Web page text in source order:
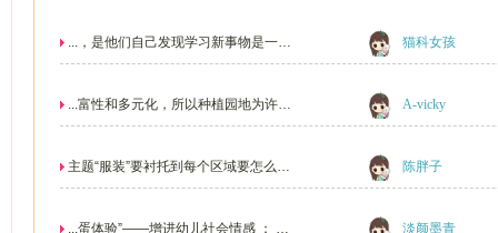
...，是他们自己发现学习新事物是一种 猫科女孩
...富性和多元化，所以种植园地为许多 A-vicky
主题“服装”要衬托到每个区域要怎么去 陈胖子
...蛋体验”——增进幼儿社会情感 ： 内 淡颜墨青